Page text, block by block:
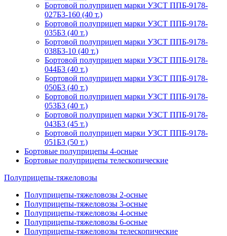
Бортовой полуприцеп марки УЗСТ ППБ-9178-
027Б3-160 (40 т.)
Бортовой полуприцеп марки УЗСТ ППБ-9178-
035Б3 (40 т.)
Бортовой полуприцеп марки УЗСТ ППБ-9178-
038Б3-10 (40 т.)
Бортовой полуприцеп марки УЗСТ ППБ-9178-
044Б3 (40 т.)
Бортовой полуприцеп марки УЗСТ ППБ-9178-
050Б3 (40 т.)
Бортовой полуприцеп марки УЗСТ ППБ-9178-
053Б3 (40 т.)
Бортовой полуприцеп марки УЗСТ ППБ-9178-
043Б3 (45 т.)
Бортовой полуприцеп марки УЗСТ ППБ-9178-
051Б3 (50 т.)
Бортовые полуприцепы 4-осные
Бортовые полуприцепы телескопические
Полуприцепы-тяжеловозы
Полуприцепы-тяжеловозы 2-осные
Полуприцепы-тяжеловозы 3-осные
Полуприцепы-тяжеловозы 4-осные
Полуприцепы-тяжеловозы 6-осные
Полуприцепы-тяжеловозы телескопические